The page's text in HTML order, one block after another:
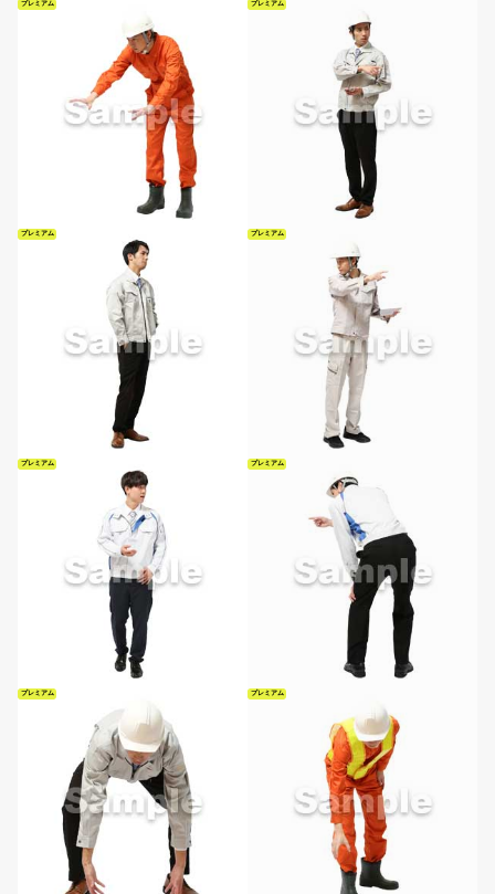
プレミアム プレミアム
プレミアム プレミアム
プレミアム プレミアム
プレミアム プレミアム